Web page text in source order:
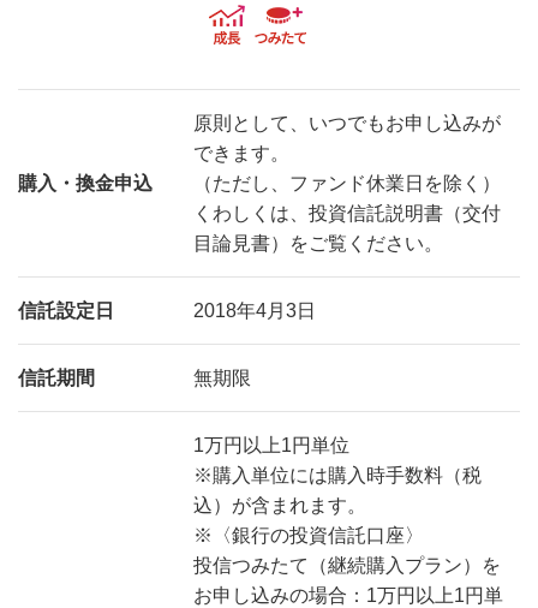
購入・換金申込
原則として、いつでもお申し込みが
できます。
（ただし、ファンド休業日を除く）
くわしくは、投資信託説明書（交付
目論見書）をご覧ください。
信託設定日 2018年4月3日
信託期間 無期限
1万円以上1円単位
※購入単位には購入時手数料（税
込）が含まれます。
※〈銀行の投資信託口座〉
投信つみたて（継続購入プラン）を
お申し込みの場合：1万円以上1円単